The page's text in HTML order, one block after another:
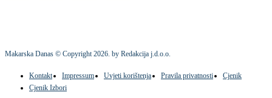
Makarska Danas © Copyright2026. by Redakcija j.d.o.o.
Kontakt Impressum Uvjeti korištenja Pravila privatnosti
Cjenik
Cjenik Izbori